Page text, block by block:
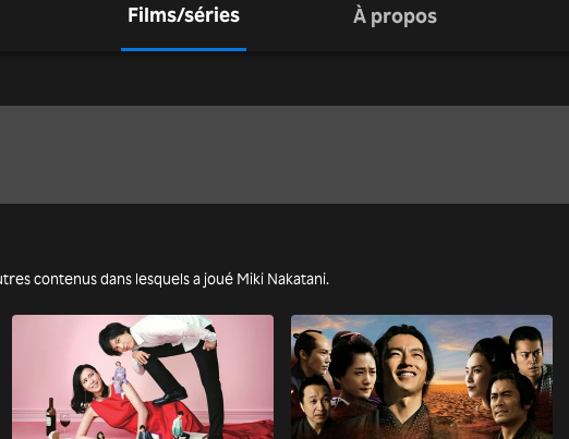
Films/séries À propos
contenus dans lesquels a joué Miki Nakatani.